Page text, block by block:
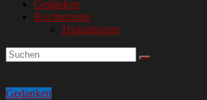
Gedanken
Kochrezepte
Histaminarm
Gedanken